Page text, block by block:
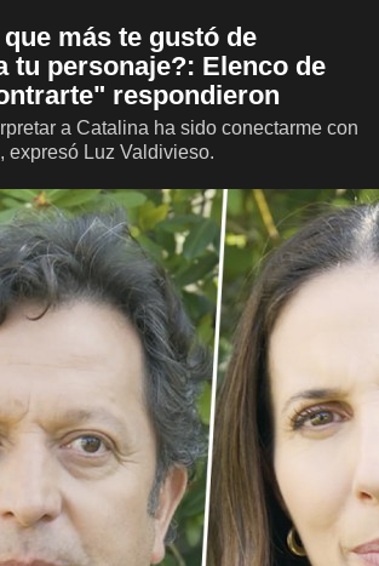
más te gustó de
tu personaje?: Elenco de
respondieron
a Catalina ha sido conectarme con
expresó Luz Valdivieso.